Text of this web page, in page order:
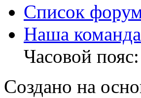
Список
Наша команда
Часовой
Создано на